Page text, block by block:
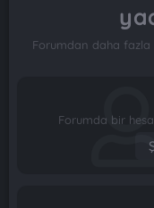
Forumdan daha
Forumda bir